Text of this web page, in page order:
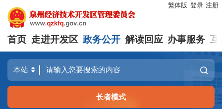
繁体版 登录 注册
首页 走进开发区 政务公开 解读回应 办事服务 互
长者模式